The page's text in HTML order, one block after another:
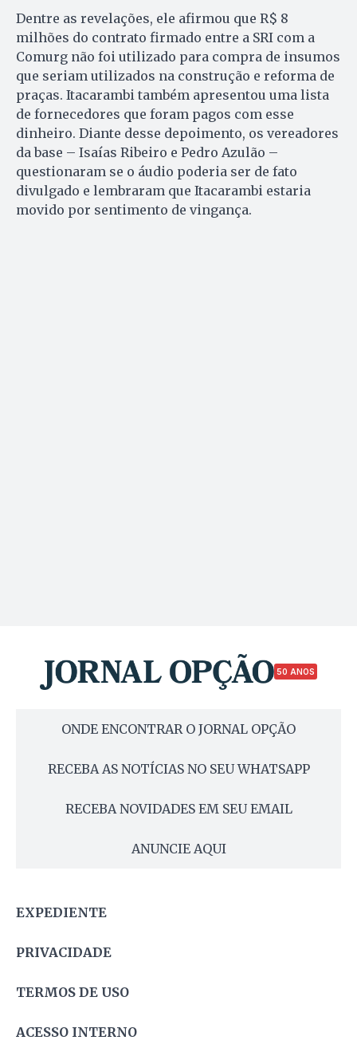
Dentre as revelações, ele afirmou que R$ 8
milhões do contrato firmado entre a SRI com a
Comurg não foi utilizado para compra de insumos
que seriam utilizados na construção e reforma de
praças. Itacarambi também apresentou uma lista
de fornecedores que foram pagos com esse
dinheiro. Diante desse depoimento, os vereadores
da base – Isaías Ribeiro e Pedro Azulão –
questionaram se o áudio poderia ser de fato
divulgado e lembraram que Itacarambi estaria
movido por sentimento de vingança.
50 ANOS
ONDE ENCONTRAR O JORNAL OPÇÃO
RECEBA AS NOTÍCIAS NO SEU WHATSAPP
RECEBA NOVIDADES EM SEU EMAIL
ANUNCIE AQUI
EXPEDIENTE
PRIVACIDADE
TERMOS DE USO
ACESSO INTERNO